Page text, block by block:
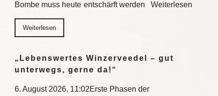
Bombe muss heute entschärft werden Weiterlesen
Weiterlesen
„Lebenswertes Winzerveedel – gut
unterwegs, gerne da!“
6. August 2026, 11:02Erste Phasen der